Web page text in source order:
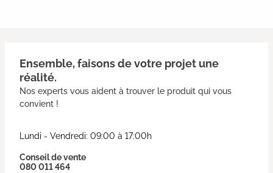
Ensemble, faisons de votre projet une
réalité.
Nos experts vous aident à trouver le produit qui vous
convient !
Lundi - Vendredi: 09:00 à 17:00h
Conseil de vente
080 011 464